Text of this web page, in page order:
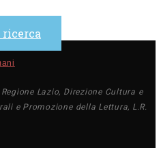
ricerca
Lazio, Direzione Cultura e
e Promozione della Lettura, L.R.